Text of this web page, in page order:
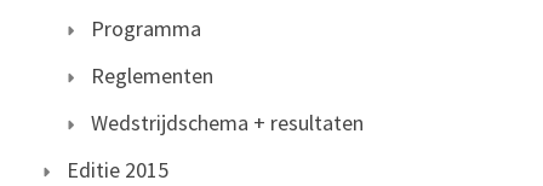
Programma
Reglementen
Wedstrijdschema + resultaten
Editie 2015